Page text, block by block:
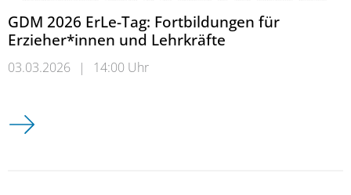
GDM 2026 ErLe-Tag: Fortbildungen für
Erzieher*innen und Lehrkräfte
03.03.2026 | 14:00 Uhr
GDM 2026 ErLe-Tag: Fortbildungen für Erzieher*innen und